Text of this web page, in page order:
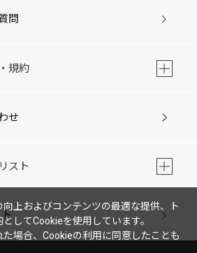
問
規約
せ
スト
上およびコンテンツの最適な提供、ト
してCookieを使用しています。
場合、Cookieの利用に同意したことも